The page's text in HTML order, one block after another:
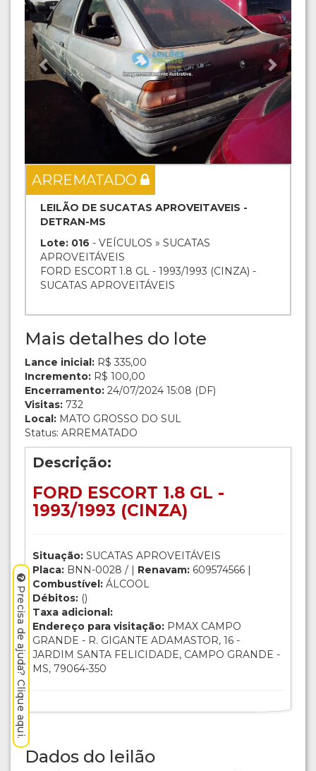
ARREMATADO
LEILÃO DE SUCATAS APROVEITAVEIS -
DETRAN-MS
Lote: 016 - VEÍCULOS » SUCATAS
APROVEITÁVEIS
FORD ESCORT 1.8 GL - 1993/1993 (CINZA) -
SUCATAS APROVEITÁVEIS
Mais detalhes do lote
Lance inicial: R$ 335,00
Incremento: R$ 100,00
Encerramento: 24/07/2024 15:08 (DF)
Visitas: 732
Local: MATO GROSSO DO SUL
Status: ARREMATADO
Descrição:
FORD ESCORT 1.8 GL -
1993/1993 (CINZA)
Situação: SUCATAS APROVEITÁVEIS
Placa: BNN-0028 / | Renavam: 609574566 |
Combustível: ÁLCOOL
Débitos: ()
Taxa adicional:
Endereço para visitação: PMAX CAMPO
GRANDE - R. GIGANTE ADAMASTOR, 16 -
JARDIM SANTA FELICIDADE, CAMPO GRANDE -
MS, 79064-350
Dados do leilão
Precisa de ajuda? Clique aqui.